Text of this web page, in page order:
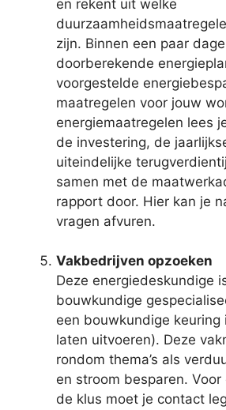
en rekent uit welke
zijn. Binnen een paar
doorberekende
voorgestelde
maatregelen voor jouw
energiemaatregelen lees
de investering, de
uiteindelijke
samen met de
rapport door. Hier kan je
vragen afvuren.
Vakbedrijven opzoeken
Deze energiedeskundige
bouwkundige
een bouwkundige keuring
laten uitvoeren). Deze
rondom thema’s als
en stroom besparen.
de klus moet je contact